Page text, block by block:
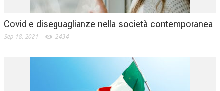
Covid e diseguaglianze nella società contemporanea
Sep 18, 2021 2434